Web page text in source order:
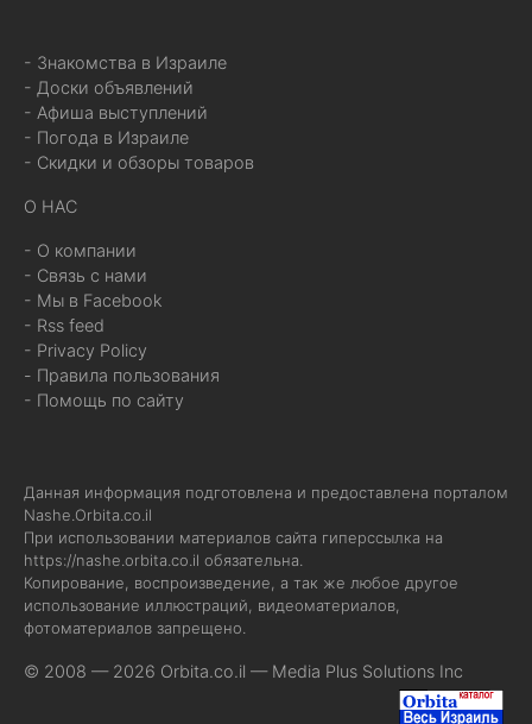
- Знакомства в Израиле
- Доски объявлений
- Афиша выступлений
- Погода в Израиле
- Скидки и обзоры товаров
О НАС
- О компании
- Связь с нами
- Мы в Facebook
- Rss feed
- Privacy Policy
- Правила пользования
- Помощь по сайту
Данная информация подготовлена и предоставлена порталом
Nashe.Orbita.co.il
При использовании материалов сайта гиперссылка на
https://nashe.orbita.co.il обязательна.
Копирование, воспроизведение, а так же любое другое
использование иллюстраций, видеоматериалов,
фотоматериалов запрещено.
© 2008 — 2026 Orbita.co.il — Media Plus Solutions Inc